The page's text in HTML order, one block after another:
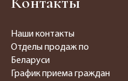
Наши контакты
Отделы продаж по
Беларуси
График приема граждан